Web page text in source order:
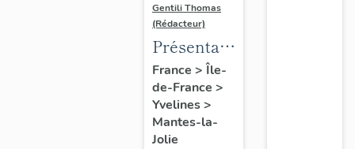
Gentili Thomas
(Rédacteur)
Présentation
de l'étude
France > Île-
de-France >
Yvelines>
Mantes-la-
Jolie